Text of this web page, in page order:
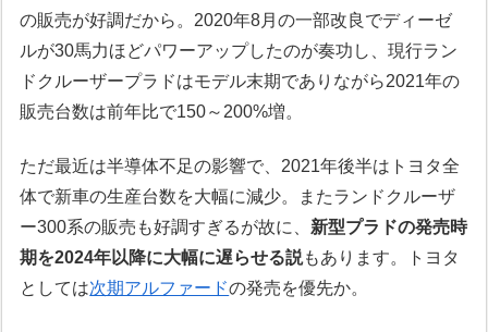
の販売が好調だから。2020年8月の一部改良でディーゼ
ルが30馬力ほどパワーアップしたのが奏功し、現行ラン
ドクルーザープラドはモデル末期でありながら2021年の
販売台数は前年比で150～200%増。
ただ最近は半導体不足の影響で、2021年後半はトヨタ全
体で新車の生産台数を大幅に減少。またランドクルーザ
ー300系の販売も好調すぎるが故に、 新型プラドの発売時
期を2024年以降に大幅に遅らせる説もあります。トヨタ
としては次期アルファードの発売を優先か。